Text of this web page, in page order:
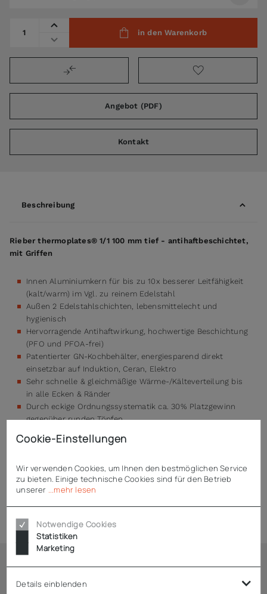
in den Warenkorb
Angebot (PDF)
Kontakt
Beschreibung
Rieber thermoplates® 1/1 100 mm tief - antihaftbeschichtet,
mit Griffen
Innen Aluminiumkern für bis zu 10x besserer Leitfähigkeit
(kalt/warm) im Vgl. zu reinem Edelstahl
Außen 2 Edelstahlschichten, lebensmittelecht und
hygienisch
Hervorragende Antihaftwirkung, hochwertige Beschichtung
(PFO und PFOA-frei)
Patentierter GN-Kochbehälter, energiesparend direkt
einsetzbar auf Induktion, Ceran, Elektro
Sehr schnelle & gleichmäßige Wärme-/Kälteverteilung bis
in alle Ecken & Ränder
Durch eckige Ordnungssystematik ca. 30% Platzgewinn
gegenüber runden Töpfen
Beschichtung ist leicht zu reinigen und
Technische Daten
Ähnliche Artikel
Cookie-Einstellungen
Wir verwenden Cookies, um Ihnen den bestmöglichen Service
zu bieten. Einige technische Cookies sind für den Betrieb
unserer ...mehr lesen
Notwendige Cookies
Statistiken
Marketing
Details einblenden